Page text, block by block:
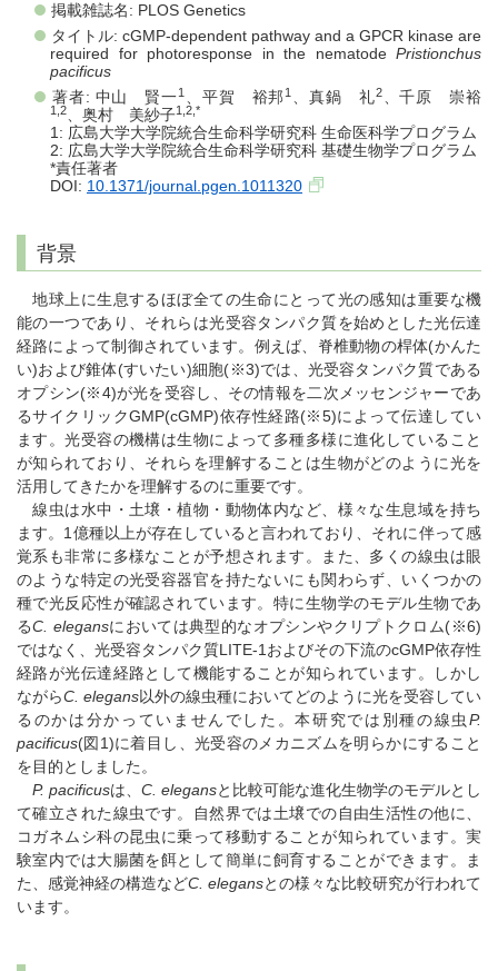
掲載雑誌名: PLOS Genetics
タイトル: cGMP-dependent pathway and a GPCR kinase are
required for photoresponse in the nematodePristionchus
pacificus
著者: 中山 賢一1 、平賀 裕邦1 、真鍋 礼2、千原 崇裕
1,2 、奥村 美紗子1,2,*
1: 広島大学大学院統合生命科学研究科 生命医科学プログラム
2: 広島大学大学院統合生命科学研究科 基礎生物学プログラム
*責任著者
DOI: 10.1371/journal.pgen.1011320
背景
地球上に生息するほぼ全ての生命にとって光の感知は重要な機
能の一つであり、それらは光受容タンパク質を始めとした光伝達
経路によって制御されています。例えば、脊椎動物の桿体(かんた
い)および錐体(すいたい)細胞(※3)では、光受容タンパク質である
オプシン(※4)が光を受容し、その情報を二次メッセンジャーであ
るサイクリックGMP(cGMP)依存性経路(※5)によって伝達してい
ます。光受容の機構は生物によって多種多様に進化していること
が知られており、それらを理解することは生物がどのように光を
活用してきたかを理解するのに重要です。
線虫は水中・土壌・植物・動物体内など、様々な生息域を持ち
ます。1億種以上が存在していると言われており、それに伴って感
覚系も非常に多様なことが予想されます。また、多くの線虫は眼
のような特定の光受容器官を持たないにも関わらず、いくつかの
種で光反応性が確認されています。特に生物学のモデル生物であ
るC. elegansにおいては典型的なオプシンやクリプトクロム(※6)
ではなく、光受容タンパク質LITE-1およびその下流のcGMP依存性
経路が光伝達経路として機能することが知られています。しかし
ながらC. elegans以外の線虫種においてどのように光を受容してい
るのかは分かっていませんでした。本研究では別種の線虫 P.
pacificus(図1)に着目し、光受容のメカニズムを明らかにすること
を目的としました。
P. pacificusは、 C. elegansと比較可能な進化生物学のモデルとし
て確立された線虫です。自然界では土壌での自由生活性の他に、
コガネムシ科の昆虫に乗って移動することが知られています。実
験室内では大腸菌を餌として簡単に飼育することができます。ま
た、感覚神経の構造などC. elegansとの様々な比較研究が行われて
います。